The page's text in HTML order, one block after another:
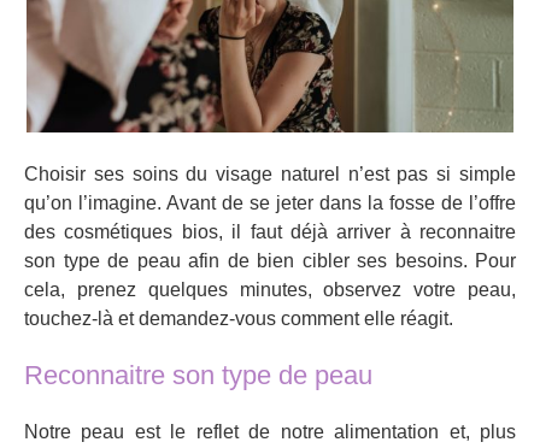
Choisir ses soins du visage naturel n’est pas si simple
qu’on l’imagine. Avant de se jeter dans la fosse de l’offre
des cosmétiques bios, il faut déjà arriver à reconnaitre
son type de peau afin de bien cibler ses besoins. Pour
cela, prenez quelques minutes, observez votre peau,
touchez-là et demandez-vous comment elle réagit.
Reconnaitre son type de peau
Notre peau est le reflet de notre alimentation et, plus